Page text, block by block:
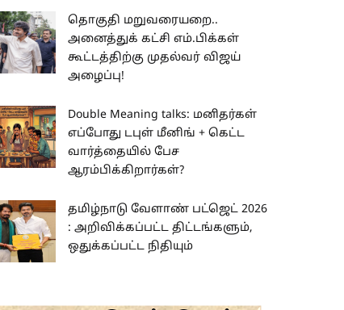
தொகுதி மறுவரையறை..
அனைத்துக் கட்சி எம்.பிக்கள்
கூட்டத்திற்கு முதல்வர் விஜய்
அழைப்பு!
Double Meaning talks: மனிதர்கள்
எப்போது டபுள் மீனிங் + கெட்ட
வார்த்தையில் பேச
ஆரம்பிக்கிறார்கள்?
தமிழ்நாடு வேளாண் பட்ஜெட் 2026
: அறிவிக்கப்பட்ட திட்டங்களும்,
ஒதுக்கப்பட்ட நிதியும்